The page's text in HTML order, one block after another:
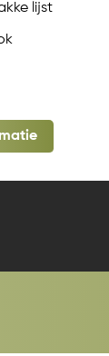
lijst